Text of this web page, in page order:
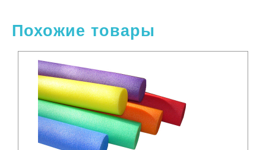
Похожие товары